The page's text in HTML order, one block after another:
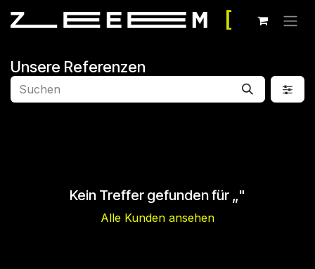
Unsere Referenzen
Kein Treffer gefunden für „"
Alle Kunden ansehen